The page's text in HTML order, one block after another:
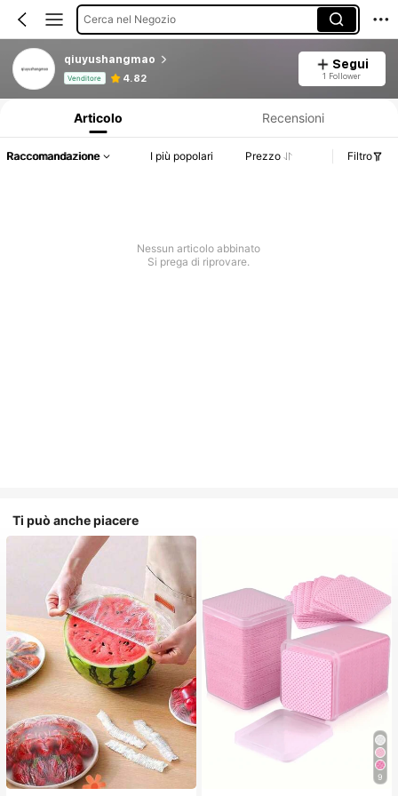
Cerca nel Negozio
qiuyushangmao
Venditore 4.82
Segui
1 Follower
Articolo Recensioni
Raccomandazione I più popolari Prezzo Filtro
Nessun articolo abbinato
Si prega di riprovare.
Ti può anche piacere
9